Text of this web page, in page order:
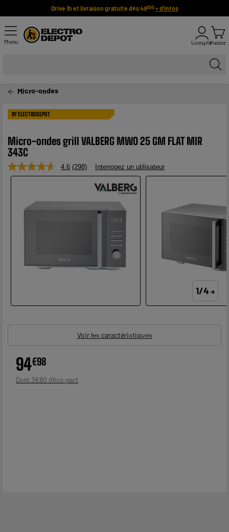
Drive 1h et livraison gratuite dès 49€90 + d'infos
Menu ComptePanier
Micro-ondes
BY ELECTRODEPOT
Micro-ondes grill VALBERG MWO 25 GM FLAT MIR
343C
4.6 Lire
298
sur
la
(298) Interrogez un utilisateur
1/4
Voir les caractéristiques
94€98
Dont 3€80